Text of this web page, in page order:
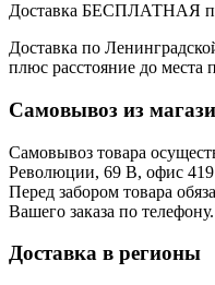
Доставка БЕСПЛАТНАЯ
Доставка по
плюс расстояние до места
Самовывоз из
Самовывоз товара
Революции, 69 В, офис
Перед забором товара
Вашего заказа по телефону.
Доставка в регионы